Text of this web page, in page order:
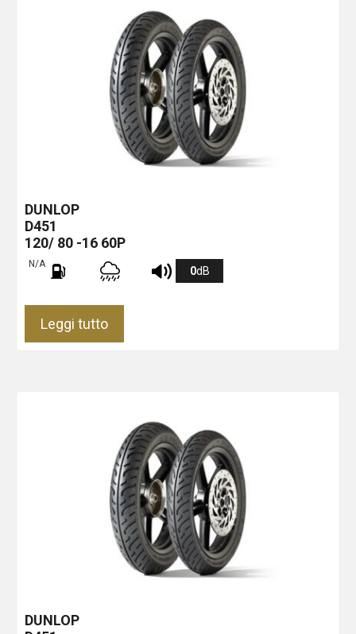
DUNLOP
D451
120/ 80 -16 60P
N/A
0dB
Leggi tutto
DUNLOP